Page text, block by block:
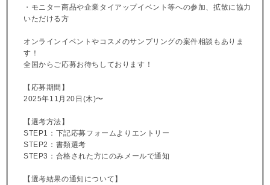
・モニター商品や企業タイアップイベント等への参加、拡散に協力
いただける方
オンラインイベントやコスメのサンプリングの案件相談もありま
す！
全国からご応募お待ちしております！
【応募期間】
2025年11月20日(木)〜
【選考方法】
STEP1：下記応募フォームよりエントリー
STEP2：書類選考
STEP3：合格された方にのみメールで通知
【選考結果の通知について】